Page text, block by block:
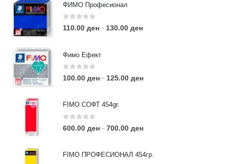
ФИМО Професионал
0out of 5
110.00 ден – 130.00 ден
Фимо Ефект
0 out of 5
100.00 ден – 125.00 ден
FIMO СОФТ 454gr.
0out of 5
600.00 ден – 700.00 ден
FIMO ПРОФЕСИОНАЛ 454гр.